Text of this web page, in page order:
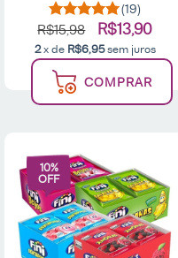
(19)
R$15,98 R$13,90
2x de R$6,95sem juros
COMPRAR
10%
OFF